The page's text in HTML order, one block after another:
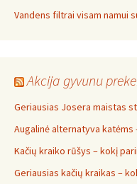
Vandens filtrai visam namui
Akcija gyvunu
Geriausias Josera maistas
Augalinė alternatyva katėms
Kačių kraiko rūšys – kokį
Geriausias kačių kraikas –